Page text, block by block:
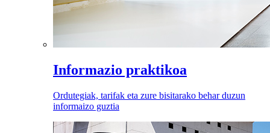
Informazio praktikoa
Ordutegiak, tarifak eta zure bisitarako behar duzun
informaizo guztia